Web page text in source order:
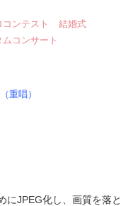
コンテスト
結婚式
ムコンサート
重唱）
にJPEG化し、画質を落と